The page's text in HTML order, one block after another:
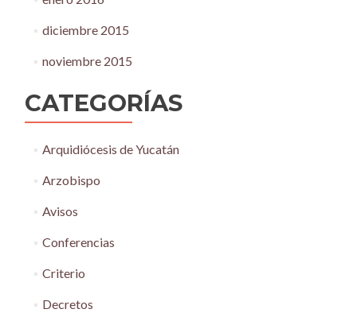
diciembre 2015
noviembre 2015
CATEGORÍAS
Arquidiócesis de Yucatán
Arzobispo
Avisos
Conferencias
Criterio
Decretos